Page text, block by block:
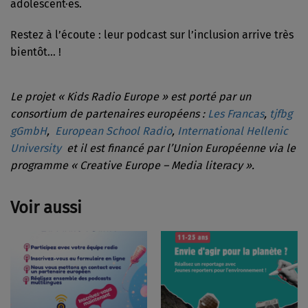
adolescent·es.
Restez à l’écoute : leur podcast sur l’inclusion arrive très
bientôt… !
Le projet « Kids Radio Europe » est porté par un
consortium de partenaires européens : Les Francas, tjfbg
gGmbH, European School Radio, International Hellenic
University et il estfinancé par l’Union Européenne via le
programme « Creative Europe – Media literacy ».
Voir aussi